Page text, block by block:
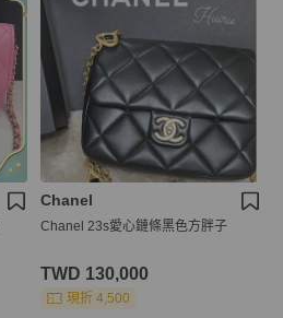
Chanel
Chanel 23s愛心鏈條黑色方胖子
TWD 130,000
現折 4,500